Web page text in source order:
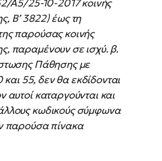
Α5/25-10-2017 κοινής
Β’ 3822) έως τη
παρούσας κοινής
παραμένουν σε ισχύ. β.
Πάθησης με
55, δεν θα εκδίδονται
καταργούνται και
κωδικούς σύμφωνα
παρούσα πίνακα